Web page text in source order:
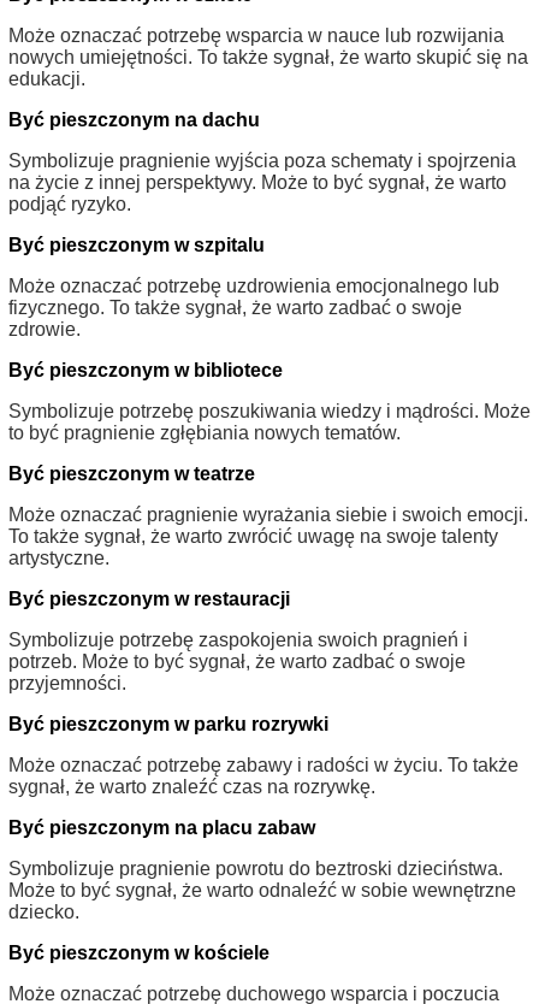
Może oznaczać potrzebę wsparcia w nauce lub rozwijania
nowych umiejętności. To także sygnał, że warto skupić się na
edukacji.
Być pieszczonym na dachu
Symbolizuje pragnienie wyjścia poza schematy i spojrzenia
na życie z innej perspektywy. Może to być sygnał, że warto
podjąć ryzyko.
Być pieszczonym w szpitalu
Może oznaczać potrzebę uzdrowienia emocjonalnego lub
fizycznego. To także sygnał, że warto zadbać o swoje
zdrowie.
Być pieszczonym w bibliotece
Symbolizuje potrzebę poszukiwania wiedzy i mądrości. Może
to być pragnienie zgłębiania nowych tematów.
Być pieszczonym w teatrze
Może oznaczać pragnienie wyrażania siebie i swoich emocji.
To także sygnał, że warto zwrócić uwagę na swoje talenty
artystyczne.
Być pieszczonym w restauracji
Symbolizuje potrzebę zaspokojenia swoich pragnień i
potrzeb. Może to być sygnał, że warto zadbać o swoje
przyjemności.
Być pieszczonym w parku rozrywki
Może oznaczać potrzebę zabawy i radości w życiu. To także
sygnał, że warto znaleźć czas na rozrywkę.
Być pieszczonym na placu zabaw
Symbolizuje pragnienie powrotu do beztroski dzieciństwa.
Może to być sygnał, że warto odnaleźć w sobie wewnętrzne
dziecko.
Być pieszczonym w kościele
Może oznaczać potrzebę duchowego wsparcia i poczucia